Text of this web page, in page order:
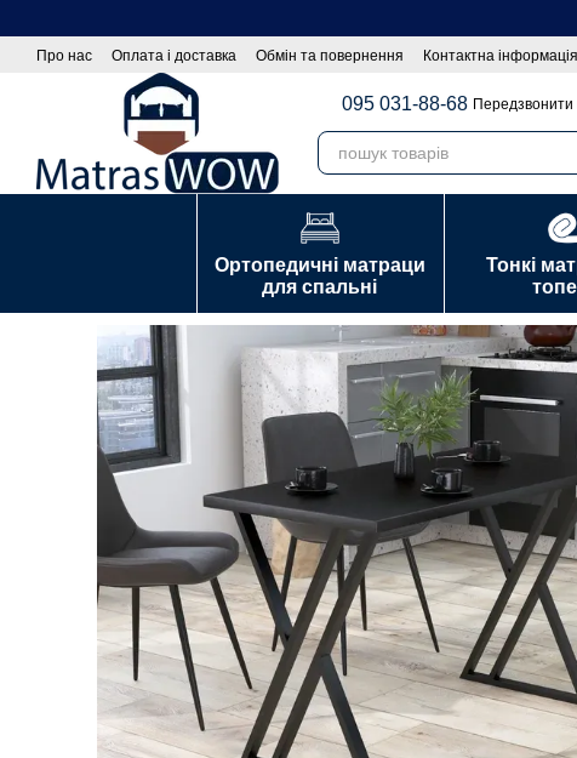
Сезон
Про нас Оплата і доставка Обмін та повернення Контактна інформація
Оптовим покупцям|Співпраця
095 031-88-68
Ортопедичні матраци
для спальні
Тонкі